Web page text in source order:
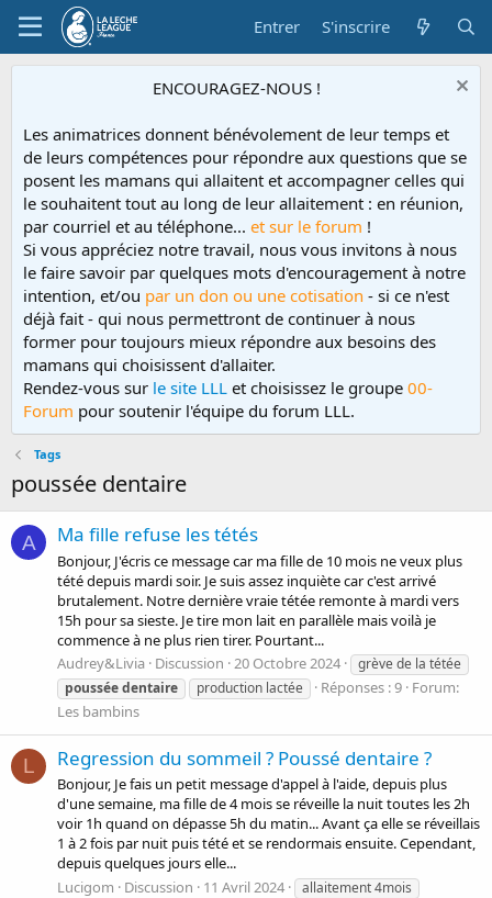
Entrer S'inscrire
ENCOURAGEZ-NOUS !
Les animatrices donnent bénévolement de leur temps et
de leurs compétences pour répondre aux questions que se
posent les mamans qui allaitent et accompagner celles qui
le souhaitent tout au long de leur allaitement : en réunion,
par courriel et au téléphone... et sur le forum !
Si vous appréciez notre travail, nous vous invitons à nous
le faire savoir par quelques mots d'encouragement à notre
intention, et/ou par un don ou une cotisation - si ce n'est
déjà fait - qui nous permettront de continuer à nous
former pour toujours mieux répondre aux besoins des
mamans qui choisissent d'allaiter.
Rendez-vous sur le site LLL et choisissez le groupe 00-
Forum pour soutenir l'équipe du forum LLL.
Tags
poussée dentaire
A Ma fille refuse les tétés
Bonjour, J'écris ce message car ma fille de 10 mois ne veux plus
tété depuis mardi soir. Je suis assez inquiète car c'est arrivé
brutalement. Notre dernière vraie tétée remonte à mardi vers
15h pour sa sieste. Je tire mon lait en parallèle mais voilà je
commence à ne plus rien tirer. Pourtant...
Audrey&Livia Discussion 20 Octobre 2024
grève de la tétée
pousséedentaire production lactée Réponses : 9 Forum:
Les bambins
L Regression du sommeil ? Poussé dentaire ?
Bonjour, Je fais un petit message d'appel à l'aide, depuis plus
d'une semaine, ma fille de 4 mois se réveille la nuit toutes les 2h
voir 1h quand on dépasse 5h du matin... Avant ça elle se réveillais
1 à 2 fois par nuit puis tété et se rendormais ensuite. Cependant,
depuis quelques jours elle...
Lucigom
Discussion 11 Avril 2024
allaitement 4mois